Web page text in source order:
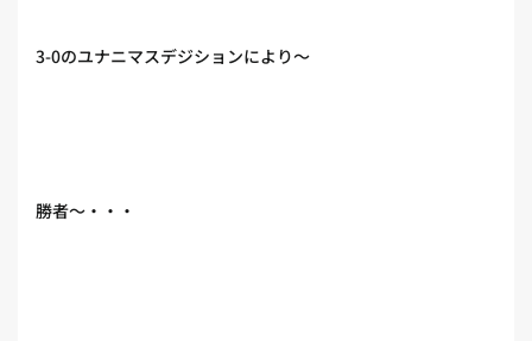
3-0のユナニマスデジションにより〜
勝者〜・・・